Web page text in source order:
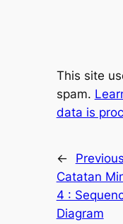
This site
spam.
data is
←
Catatan
4 :
Diagram